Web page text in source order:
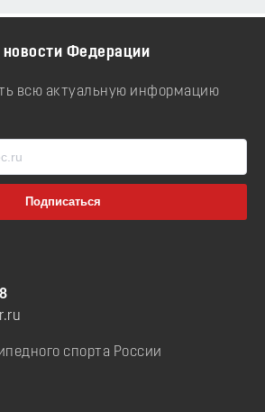
новости Федерации
всю актуальную информацию
спорта России